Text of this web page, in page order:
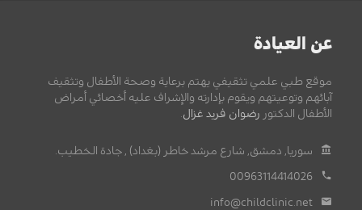
عن العيادة
موقع طبي علمي تثقيفي يهتم برعاية وصحة الأطفال وتثقيف
آبائهم وتوعيتهم ويقوم بإدارته والإشراف عليه أخصائي أمراض
الأطفال الدكتور رضوان فريد غزال.
سوريا, دمشق, شارع مرشد خاطر (بغداد) , جادة الخطيب.
00963114414026
info@childclinic.net